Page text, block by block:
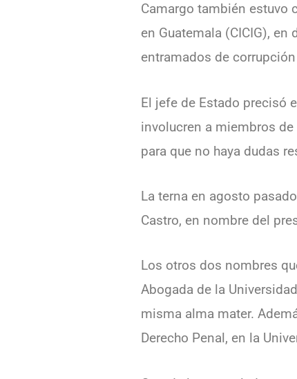
Camargo también estuvo
en Guatemala (CICIG),
entramados de
El jefe de Estado precisó
involucren a miembros
para que no haya dudas
La terna en agosto
Castro, en nombre del
Los otros dos nombres
Abogada de la
misma alma mater.
Derecho Penal, en la